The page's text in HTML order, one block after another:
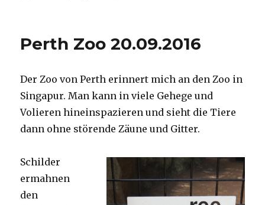
Perth
Perth Zoo 20.09.2016
Der Zoo von Perth erinnert mich an den Zoo in
Singapur. Man kann in viele Gehege und
Volieren hineinspazieren und sieht die Tiere
dann ohne störende Zäune und Gitter.
Schilder
ermahnen
den